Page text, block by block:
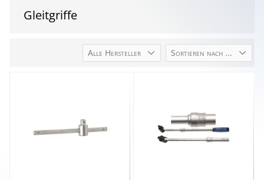
Gleitgriffe
Alle Hersteller Sortieren nach ...